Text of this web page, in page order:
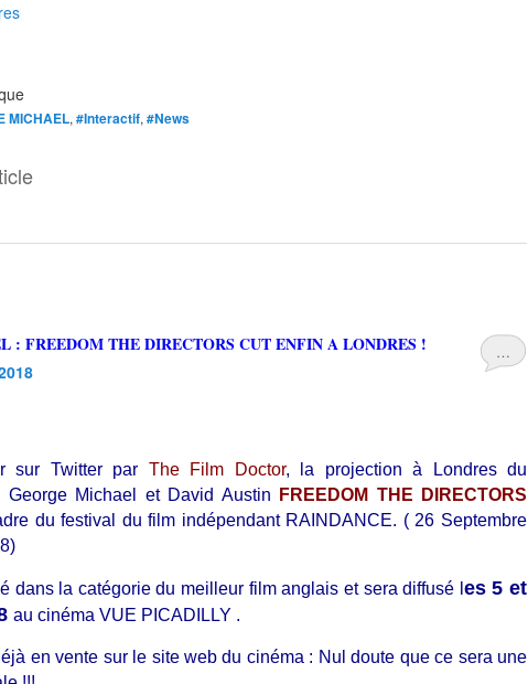
MICHAEL, #Interactif, #News
…
: FREEDOM THE DIRECTORS CUT ENFIN A LONDRES !
sur Twitter par The Film Doctor, la projection à Londres du
George Michael et David Austin
FREEDOM THE DIRECTORS
du festival du film indépendant RAINDANCE. ( 26 Septembre
dans la catégorie du meilleur film anglais et sera diffusé l es 5 et
au cinéma VUE PICADILLY .
en vente sur le site web du cinéma : Nul doute que ce sera une